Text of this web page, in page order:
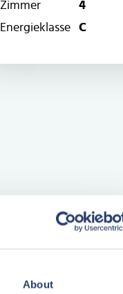
About
Zimmer
4
Energieklasse
C